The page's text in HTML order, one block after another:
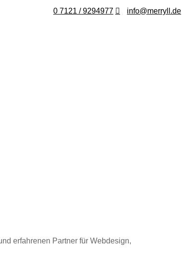
0 7121 / 9294977 info@merryll.de
erfahrenen Partner für Webdesign,